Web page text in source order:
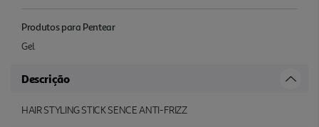
Produtos para Pentear
Gel
Descrição
HAIR STYLING STICK SENCE ANTI-FRIZZ